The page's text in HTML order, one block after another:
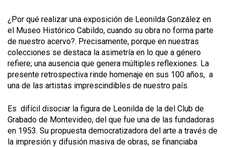
¿Por qué realizar una exposición de Leonilda González en
el Museo Histórico Cabildo, cuando su obra no forma parte
de nuestro acervo?. Precisamente, porque en nuestras
colecciones se destaca la asimetría en lo que a género
refiere; una ausencia que genera múltiples reflexiones. La
presente retrospectiva rinde homenaje en sus 100 años, a
una de las artistas imprescindibles de nuestro país.
Es difícil disociar la figura de Leonilda de la del Club de
Grabado de Montevideo, del que fue una de las fundadoras
en 1953. Su propuesta democratizadora del arte a través de
la impresión y difusión masiva de obras, se financiaba